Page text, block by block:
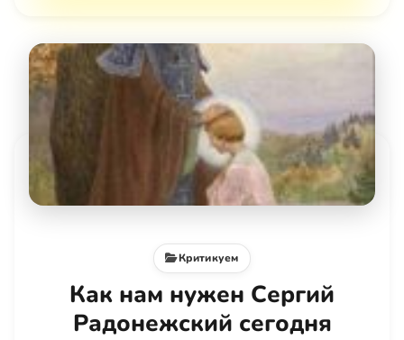
Критикуем
Как нам нужен Сергий
Радонежский сегодня